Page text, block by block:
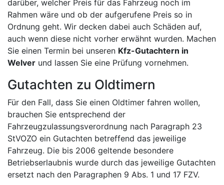
darüber, welcher Preis für das Fahrzeug noch im
Rahmen wäre und ob der aufgerufene Preis so in
Ordnung geht. Wir decken dabei auch Schäden auf,
auch wenn diese nicht vorher erwähnt wurden. Machen
Sie einen Termin bei unseren Kfz-Gutachtern in
Welver und lassen Sie eine Prüfung vornehmen.
Gutachten zu Oldtimern
Für den Fall, dass Sie einen Oldtimer fahren wollen,
brauchen Sie entsprechend der
Fahrzeugzulassungsverordnung nach Paragraph 23
StVOZO ein Gutachten betreffend das jeweilige
Fahrzeug. Die bis 2006 geltende besondere
Betriebserlaubnis wurde durch das jeweilige Gutachten
ersetzt nach den Paragraphen 9 Abs. 1 und 17 FZV.